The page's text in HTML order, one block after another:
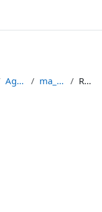
Agronomia ma_tcr_11_12 Resumen